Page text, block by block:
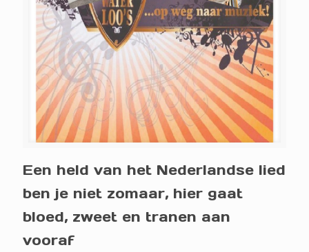
Een held van het Nederlandse lied
ben je niet zomaar, hier gaat
bloed, zweet en tranen aan
vooraf